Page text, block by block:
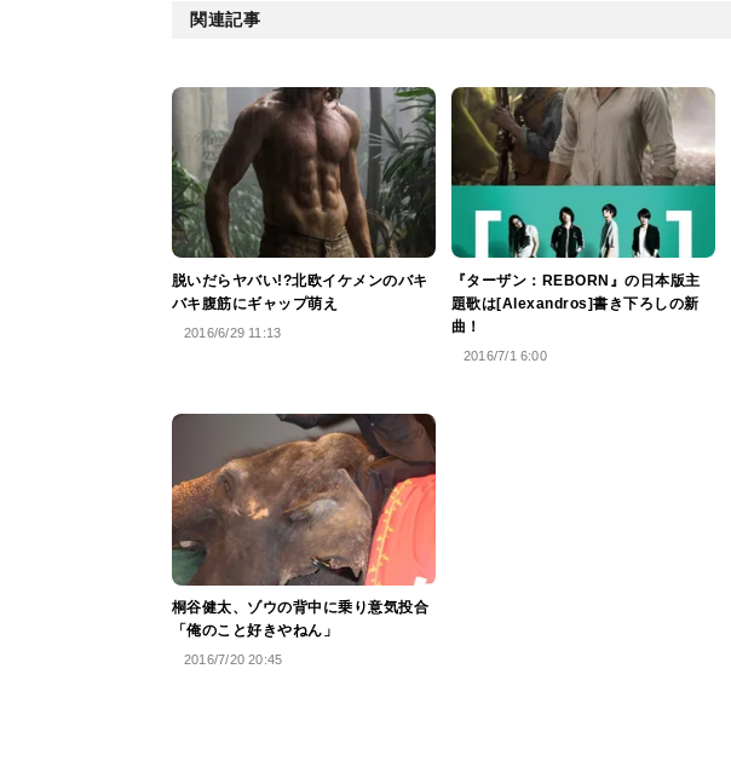
関連記事
脱いだらヤバい!?北欧イケメンのバキ
バキ腹筋にギャップ萌え
2016/6/29 11:13
『ターザン：REBORN』の日本版主
題歌は[Alexandros]書き下ろしの新
曲！
2016/7/1 6:00
桐谷健太、ゾウの背中に乗り意気投合
「俺のこと好きやねん」
2016/7/20 20:45